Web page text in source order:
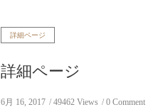
詳細ページ
詳細ページ
6月 16, 2017 49462 Views 0 Comment